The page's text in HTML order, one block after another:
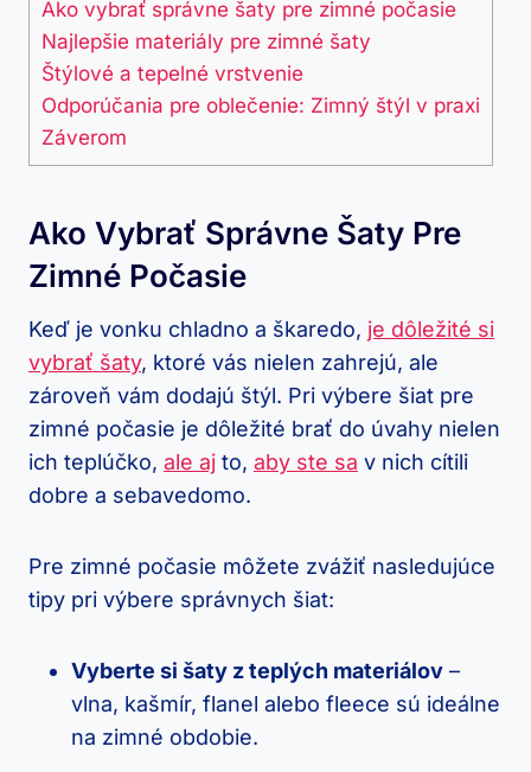
Ako vybrať‌ správne šaty pre zimné počasie
Najlepšie materiály pre zimné šaty
Štýlové a tepelné vrstvenie
Odporúčania pre oblečenie: Zimný štýl v praxi
Záverom
Ako Vybrať‌ Správne Šaty Pre
Zimné Počasie
Keď ‌je vonku chladno a​ škaredo, je dôležité si
vybrať šaty, ktoré vás nielen zahrejú, ale⁤
zároveň ‌vám dodajú štýl. ⁤Pri ​výbere šiat pre
zimné ‌počasie je dôležité brať do úvahy ​nielen
ich teplúčko, ale aj ⁢to,‍ aby ‍ste sa v ​nich cítili
dobre ⁢a sebavedomo.
Pre zimné počasie môžete zvážiť nasledujúce
tipy pri výbere správnych‌ šiat:
Vyberte si šaty z teplých materiálov –
vlna,‌ kašmír, flanel alebo fleece ‌sú ideálne
na zimné obdobie.